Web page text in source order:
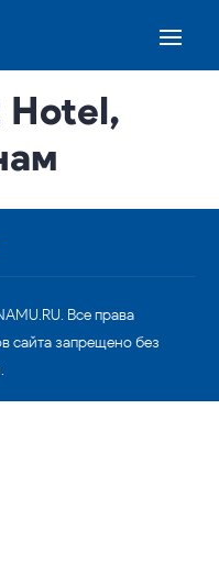
Hotel,
Все права
сайта запрещено без